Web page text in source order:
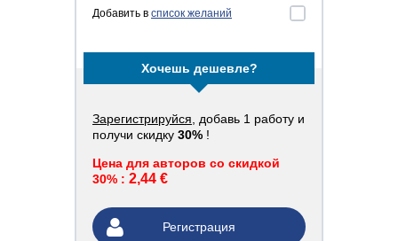
Добавить в список желаний
Хочешь дешевле?
Зарегистрируйся , добавь 1 работу и
получи скидку 30% !
Цена для авторов со скидкой
30% : 2,44 €
Регистрация